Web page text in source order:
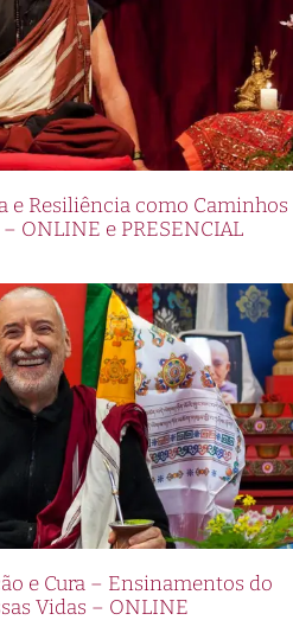
e Resiliência como Caminhos
ONLINE e PRESENCIAL
e Cura – Ensinamentos do
Vidas – ONLINE